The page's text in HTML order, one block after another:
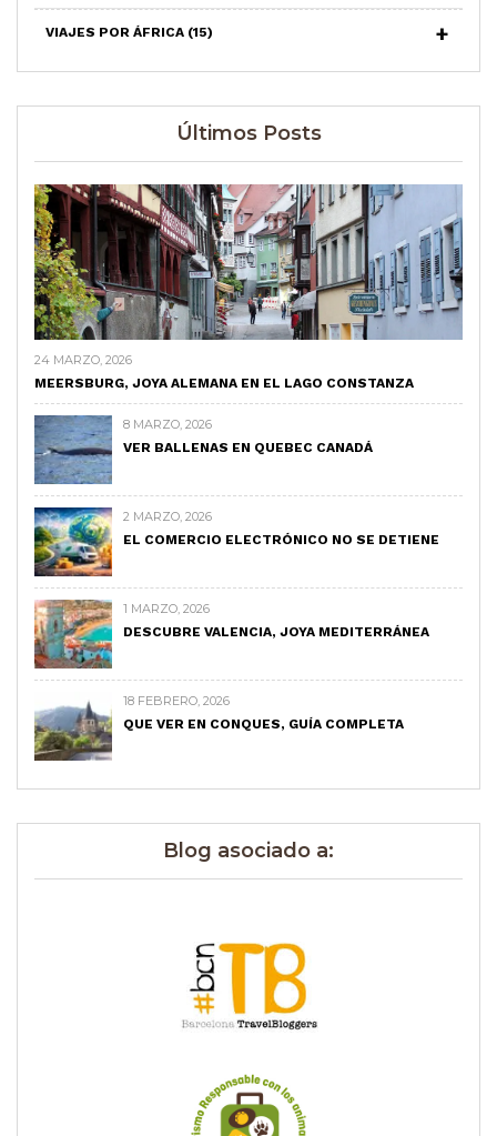
VIAJES POR ÁFRICA (15)
Últimos Posts
24 MARZO, 2026
MEERSBURG, JOYA ALEMANA EN EL LAGO CONSTANZA
8 MARZO, 2026
VER BALLENAS EN QUEBEC CANADÁ
2 MARZO, 2026
EL COMERCIO ELECTRÓNICO NO SE DETIENE
1 MARZO, 2026
DESCUBRE VALENCIA, JOYA MEDITERRÁNEA
18 FEBRERO, 2026
QUE VER EN CONQUES, GUÍA COMPLETA
Blog asociado a: